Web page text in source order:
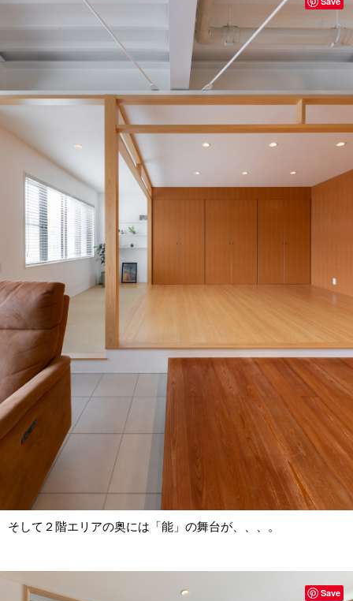
そして２階エリアの奥には「能」の舞台が、、、。
Save